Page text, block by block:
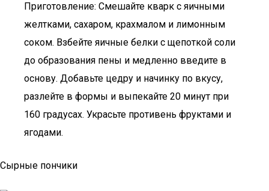
Приготовление: Смешайте кварк с яичными
желтками, сахаром, крахмалом и лимонным
соком. Взбейте яичные белки с щепоткой соли
до образования пены и медленно введите в
основу. Добавьте цедру и начинку по вкусу,
разлейте в формы и выпекайте 20 минут при
160 градусах. Украсьте противень фруктами и
ягодами.
Сырные пончики